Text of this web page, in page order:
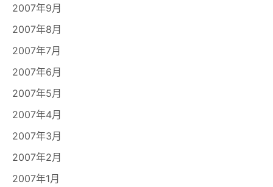
2007年9月
2007年8月
2007年7月
2007年6月
2007年5月
2007年4月
2007年3月
2007年2月
2007年1月